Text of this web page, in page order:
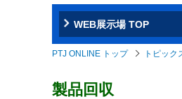
WEB展示場 TOP
PTJ ONLINE トップ トピック
製品回収